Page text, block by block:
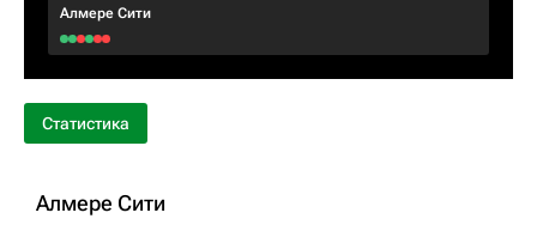
Алмере Сити
Статистика
Алмере Сити